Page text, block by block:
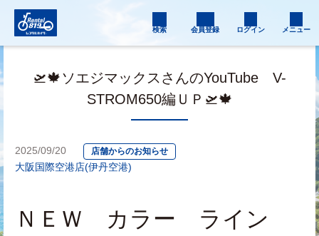
検索 会員登録 ログイン メニュー
🛫🍁ソエジマックスさんのYouTube V-
STROM650編ＵＰ🛫🍁
2025/09/20 店舗からのお知らせ
大阪国際空港店(伊丹空港)
ＮＥＷ　カラー　ライン